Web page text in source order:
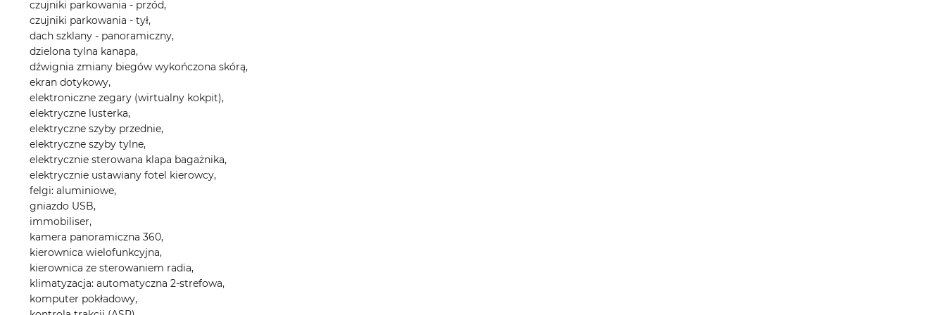
czujniki parkowania - przód,
czujniki parkowania - tył,
dach szklany - panoramiczny,
dzielona tylna kanapa,
dźwignia zmiany biegów wykończona skórą,
ekran dotykowy,
elektroniczne zegary (wirtualny kokpit),
elektryczne lusterka,
elektryczne szyby przednie,
elektryczne szyby tylne,
elektrycznie sterowana klapa bagażnika,
elektrycznie ustawiany fotel kierowcy,
felgi: aluminiowe,
gniazdo USB,
immobiliser,
kamera panoramiczna 360,
kierownica wielofunkcyjna,
kierownica ze sterowaniem radia,
klimatyzacja: automatyczna 2-strefowa,
komputer pokładowy,